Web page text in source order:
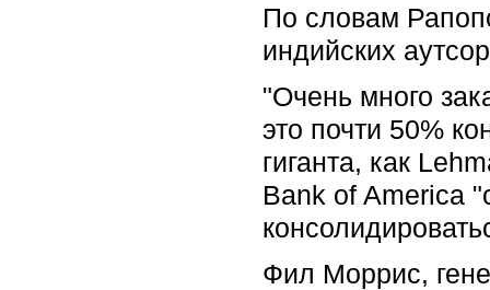
По словам
индийских
"Очень много
это почти 50%
гиганта, как
Bank of America
Фил Моррис,